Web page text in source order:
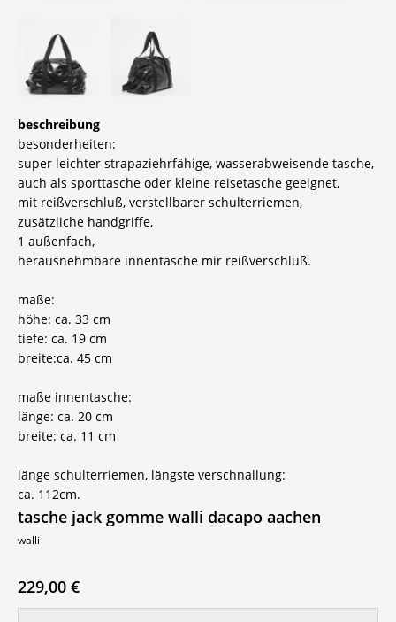
beschreibung
besonderheiten:
super leichter strapaziehrfähige, wasserabweisende tasche,
auch als sporttasche oder kleine reisetasche geeignet,
mit reißverschluß, verstellbarer schulterriemen,
zusätzliche handgriffe,
1 außenfach,
herausnehmbare innentasche mir reißverschluß.
maße:
höhe: ca. 33 cm
tiefe: ca. 19 cm
breite:ca. 45 cm
maße innentasche:
länge: ca. 20 cm
breite: ca. 11 cm
länge schulterriemen, längste verschnallung:
ca. 112cm.
tasche jack gomme walli dacapo aachen
walli
229,00 €